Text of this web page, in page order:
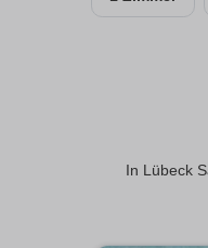
In Lübeck